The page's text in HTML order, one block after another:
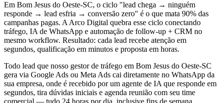
Em Bom Jesus do Oeste-SC, o ciclo "lead chega → ninguém
responde → lead esfria → conversão zero" é o que mata 90% das
campanhas pagas. A Arco Digital quebra esse ciclo conectando
tráfego, IA de WhatsApp e automação de follow-up + CRM no
mesmo workflow. Resultado: cada lead recebe atenção em
segundos, qualificação em minutos e proposta em horas.
Todo lead que nosso gestor de tráfego em Bom Jesus do Oeste-SC
gera via Google Ads ou Meta Ads cai diretamente no WhatsApp da
sua empresa, onde é recebido por um agente de IA que responde em
segundos, tira dúvidas iniciais e agenda reunião com seu time